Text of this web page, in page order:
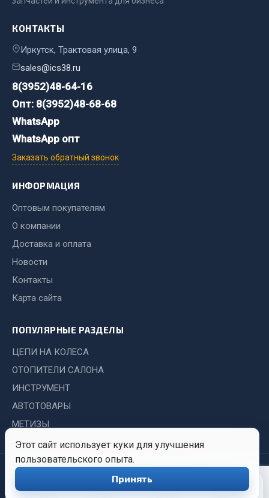
РТИ
Кольца уплотнительные
Лента конвейерная
Манжеты
Паронит
Прокладки
Рукава высокого давления
Весь раздел
Автомобильная электрика
Автолампы
Выключатели кнопочные
Выключатель массы
Изолента
Показать ещё
Этот сайт использует куки для улучшения
пользовательского опыта.
Принять
КОНТАКТЫ
Иркутск, Трактовая улица, 9
sales@ics38.ru
8(3952)48-64-16
Опт: 8(3952)48-68-68
WhatsApp
WhatsApp опт
Заказать обратный звонок
ИНФОРМАЦИЯ
Оптовым покупателям
О компании
Доставка и оплата
Новости
Контакты
Карта сайта
ПОПУЛЯРНЫЕ РАЗДЕЛЫ
ЦЕПИ НА КОЛЕСА
ОТОПИТЕЛИ САЛОНА
ИНСТРУМЕНТ
АВТОТОВАРЫ
МЕТИЗЫ
© 2026 Иркутский Центр Политика
конфиденциальности
Обработка